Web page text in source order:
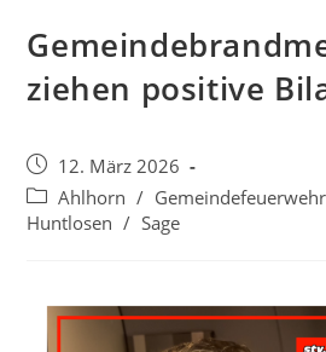
ziehen positive
12. März 2026
Ahlhorn / Gemeindefeuerwehr
Huntlosen / Sage